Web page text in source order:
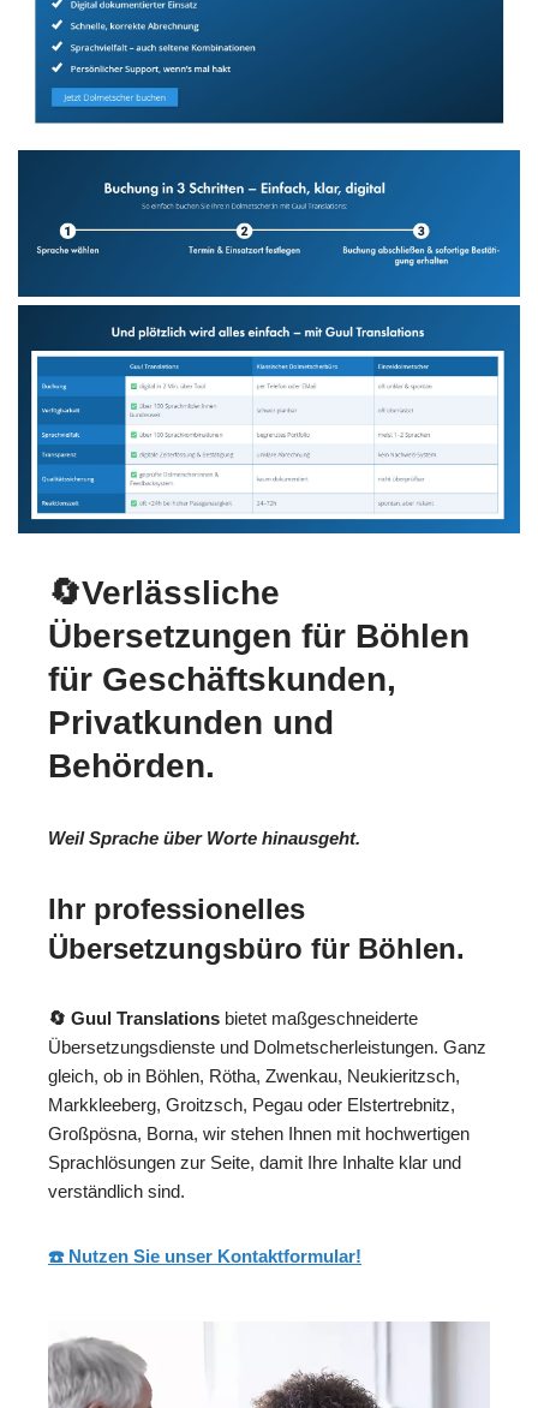
🔄Verlässliche
Übersetzungen für Böhlen
für Geschäftskunden,
Privatkunden und
Behörden.
Weil Sprache über Worte hinausgeht.
Ihr professionelles
Übersetzungsbüro für Böhlen.
🔄 Guul Translations bietet maßgeschneiderte
Übersetzungsdienste und Dolmetscherleistungen. Ganz
gleich, ob in Böhlen, Rötha, Zwenkau, Neukieritzsch,
Markkleeberg, Groitzsch, Pegau oder Elstertrebnitz,
Großpösna, Borna, wir stehen Ihnen mit hochwertigen
Sprachlösungen zur Seite, damit Ihre Inhalte klar und
verständlich sind.
☎️ Nutzen Sie unser Kontaktformular!